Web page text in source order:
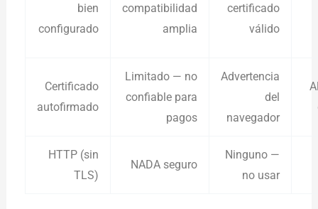
bien
configurado
compatibilidad
amplia
certificado
válido
Certificado
autofirmado
Limitado — no
confiable para
pagos
Advertencia
del
navegador
HTTP (sin
TLS)
NADA seguro
Ninguno —
no usar